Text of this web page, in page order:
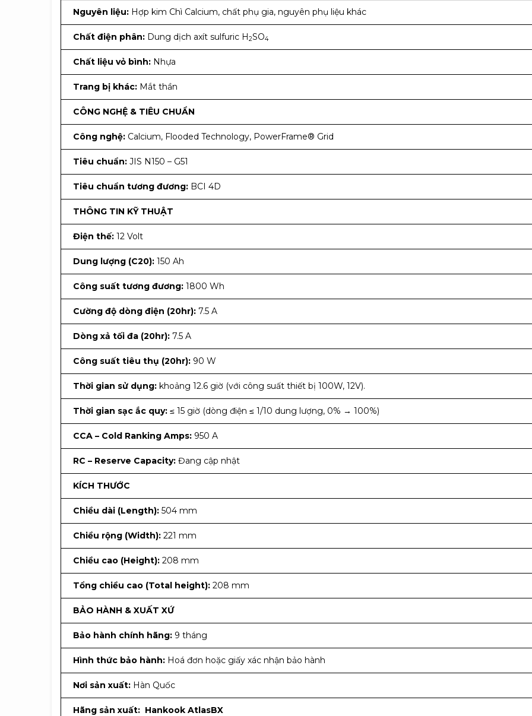
Nguyên liệu: Hợp kim Chì Calcium, chất phụ gia, nguyên phụ liệu khác
Chất điện phân: Dung dịch axít sulfuric H2SO4
Chất liệu vỏ bình: Nhựa
Trang bị khác: Mắt thần
CÔNG NGHỆ & TIÊU CHUẨN
Công nghệ: Calcium, Flooded Technology, PowerFrame® Grid
Tiêu chuẩn: JIS N150 – G51
Tiêu chuẩn tương đương: BCI 4D
THÔNG TIN KỸ THUẬT
Điện thế: 12 Volt
Dung lượng (C20): 150 Ah
Công suất tương đương: 1800 Wh
Cường độ dòng điện (20hr): 7.5 A
Dòng xả tối đa (20hr): 7.5 A
Công suất tiêu thụ (20hr): 90 W
Thời gian sử dụng: khoảng 12.6 giờ (với công suất thiết bị 100W, 12V).
Thời gian sạc ắc quy: ≤ 15 giờ (dòng điện ≤ 1/10 dung lượng, 0% → 100%)
CCA – Cold Ranking Amps: 950 A
RC – Reserve Capacity: Đang cập nhật
KÍCH THƯỚC
Chiều dài (Length): 504 mm
Chiều rộng (Width): 221 mm
Chiều cao (Height): 208 mm
Tổng chiều cao (Total height): 208 mm
BẢO HÀNH & XUẤT XỨ
Bảo hành chính hãng: 9 tháng
Hình thức bảo hành: Hoá đơn hoặc giấy xác nhận bảo hành
Nơi sản xuất: Hàn Quốc
Hãng sản xuất: Hankook AtlasBX